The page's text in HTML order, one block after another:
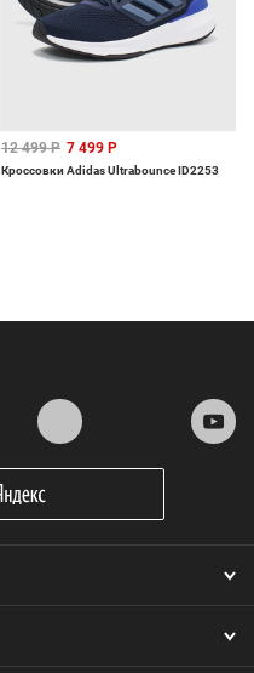
12 499 Р 7 499 Р
Кроссовки Adidas Ultrabounce ID2253